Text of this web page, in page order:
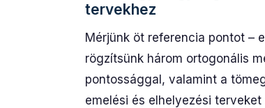
tervekhez
Mérjünk öt referencia pontot –
rögzítsünk három ortogonális
pontossággal, valamint a
emelési és elhelyezési